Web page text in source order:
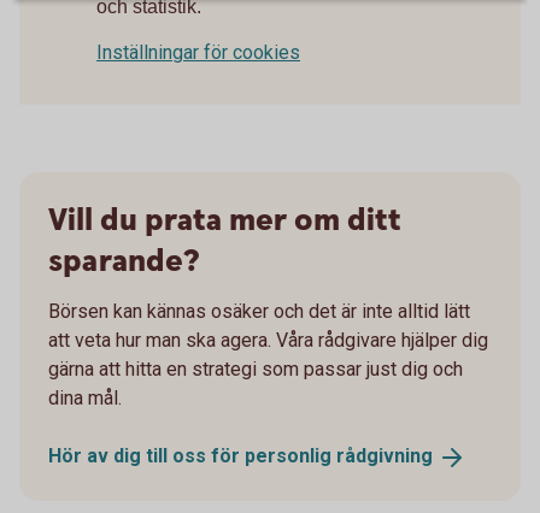
och statistik.
Inställningar för cookies
Vill du prata mer om ditt
sparande?
Börsen kan kännas osäker och det är inte alltid lätt
att veta hur man ska agera. Våra rådgivare hjälper dig
gärna att hitta en strategi som passar just dig och
dina mål.
Hör av dig till oss för personlig rådgivning